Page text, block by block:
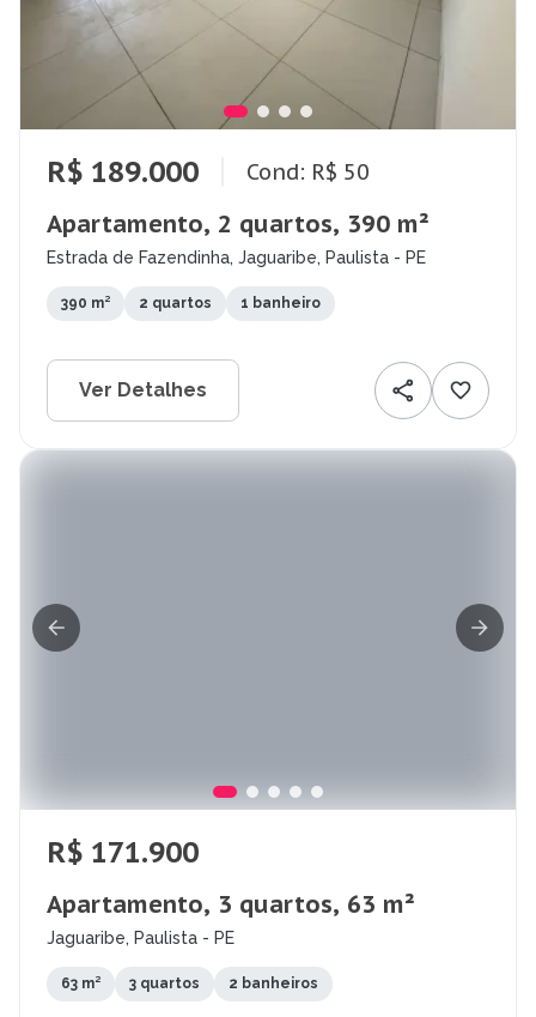
R$ 189.000 Cond: R$ 50
Apartamento, 2 quartos, 390 m²
Estrada de Fazendinha, Jaguaribe, Paulista - PE
390 m² 2 quartos 1 banheiro
Ver Detalhes
R$ 171.900
Apartamento, 3 quartos, 63 m²
Jaguaribe, Paulista - PE
63 m² 3 quartos 2 banheiros